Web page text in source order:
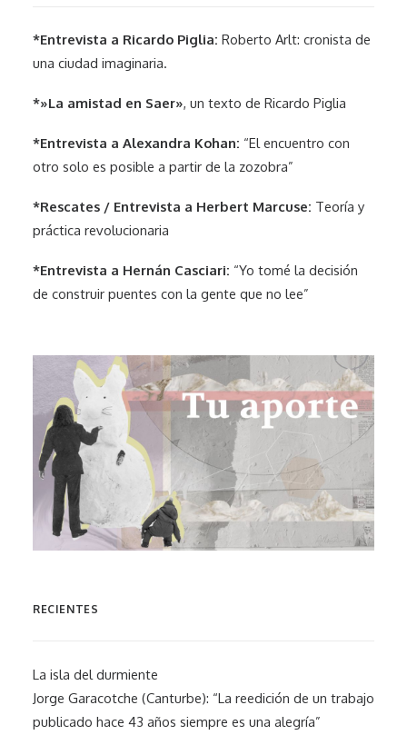
*Entrevista a Ricardo Piglia: Roberto Arlt: cronista de
una ciudad imaginaria.
*»La amistad en Saer», un texto de Ricardo Piglia
*Entrevista a Alexandra Kohan: “El encuentro con
otro solo es posible a partir de la zozobra”
*Rescates / Entrevista a Herbert Marcuse: Teoría y
práctica revolucionaria
*Entrevista a Hernán Casciari: “Yo tomé la decisión
de construir puentes con la gente que no lee”
RECIENTES
La isla del durmiente
Jorge Garacotche (Canturbe): “La reedición de un trabajo
publicado hace 43 años siempre es una alegría”